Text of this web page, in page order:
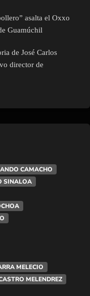
asalta el Oxxo
Guamúchil
de José Carlos
director de
CAMACHO
SINALOA
MELECIO
MELENDREZ